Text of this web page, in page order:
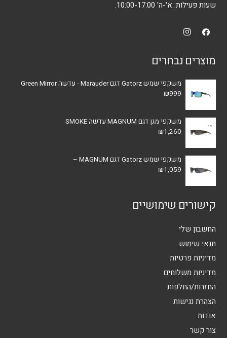
שעות פעילות: א'-ה' 10:00-17:00.
מוצרים נבחרים
משקפי שמש Gatorz דגם Marauder - עדשה Green Mirror
₪999
משקפי מגן דגם MAGNUM עדשה SMOKE
₪1,260
משקפי שמש Gatorz דגם MAGNUM –
₪1,059
קישורים שימושיים
החשבון שלי
תנאי שימוש
מדיניות פרטיות
מדיניות משלוחים
החזרות/החלפות
הצהרת נגישות
אודות
צור קשר